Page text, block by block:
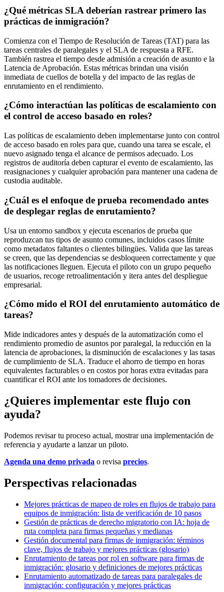
¿Qué métricas SLA deberían rastrear primero las
prácticas de inmigración?
Comienza con el Tiempo de Resolución de Tareas (TAT) para las
tareas centrales de paralegales y el SLA de respuesta a RFE.
También rastrea el tiempo desde admisión a creación de asunto e la
Latencia de Aprobación. Estas métricas brindan una visión
inmediata de cuellos de botella y del impacto de las reglas de
enrutamiento en el rendimiento.
¿Cómo interactúan las políticas de escalamiento con
el control de acceso basado en roles?
Las políticas de escalamiento deben implementarse junto con control
de acceso basado en roles para que, cuando una tarea se escale, el
nuevo asignado tenga el alcance de permisos adecuado. Los
registros de auditoría deben capturar el evento de escalamiento, las
reasignaciones y cualquier aprobación para mantener una cadena de
custodia auditable.
¿Cuál es el enfoque de prueba recomendado antes
de desplegar reglas de enrutamiento?
Usa un entorno sandbox y ejecuta escenarios de prueba que
reproduzcan tus tipos de asunto comunes, incluidos casos límite
como metadatos faltantes o clientes bilingües. Valida que las tareas
se creen, que las dependencias se desbloqueen correctamente y que
las notificaciones lleguen. Ejecuta el piloto con un grupo pequeño
de usuarios, recoge retroalimentación y itera antes del despliegue
empresarial.
¿Cómo mido el ROI del enrutamiento automático de
tareas?
Mide indicadores antes y después de la automatización como el
rendimiento promedio de asuntos por paralegal, la reducción en la
latencia de aprobaciones, la disminución de escalaciones y las tasas
de cumplimiento de SLA. Traduce el ahorro de tiempo en horas
equivalentes facturables o en costos por horas extra evitadas para
cuantificar el ROI ante los tomadores de decisiones.
¿Quieres implementar este flujo con
ayuda?
Podemos revisar tu proceso actual, mostrar una implementación de
referencia y ayudarte a lanzar un piloto.
Agenda una demo privada o revisa precios.
Perspectivas relacionadas
Mejores prácticas de mapeo de roles en flujos de trabajo para
equipos de inmigración: lista de verificación de 10 pasos
Gestión de prácticas de derecho migratorio con IA: hoja de
ruta completa para firmas pequeñas y medianas
Gestión documental para firmas de inmigración: términos
clave, flujos de trabajo y mejores prácticas (glosario)
Enrutamiento de tareas por rol en software para firmas de
inmigración: glosario y definiciones de mejores prácticas
Enrutamiento automatizado de tareas para paralegales de
inmigración: configuración y mejores prácticas